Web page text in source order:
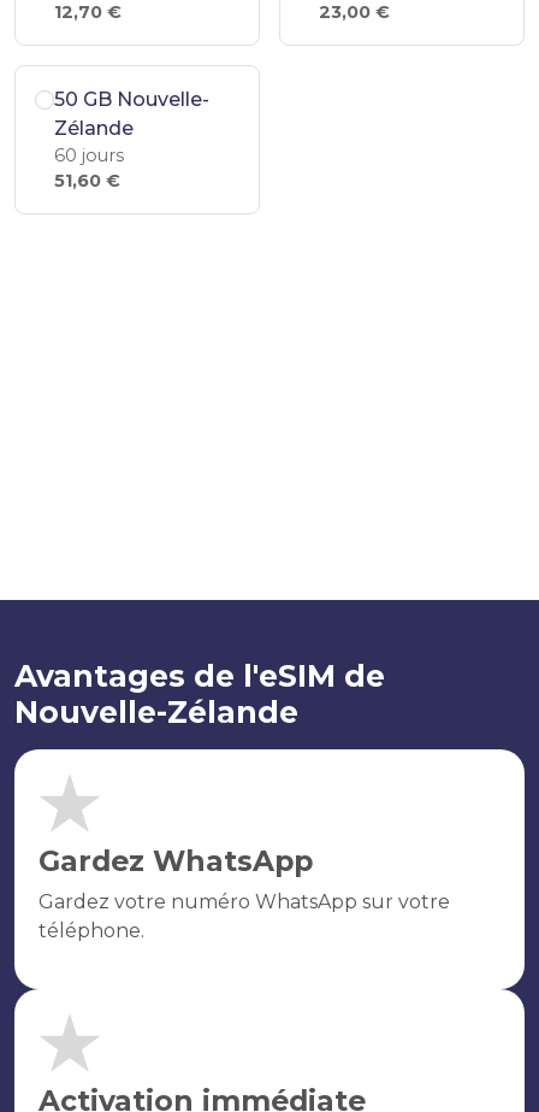
12,70 €
23,00 €
50 GB Nouvelle-
Zélande
60 jours
51,60 €
Avantages de l'eSIM de
Nouvelle-Zélande
Gardez WhatsApp
Gardez votre numéro WhatsApp sur votre
téléphone.
Activation immédiate